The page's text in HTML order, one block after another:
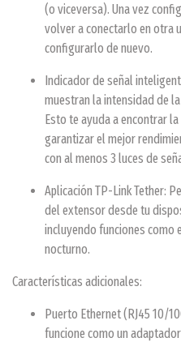
(o viceversa). Una vez
volver a conectarlo en otra
configurarlo de nuevo.
Indicador de señal
muestran la intensidad de
Esto te ayuda a encontrar
garantizar el mejor
con al menos 3 luces de
Aplicación TP-Link Tether:
del extensor desde tu
incluyendo funciones como
nocturno.
Características adicionales:
Puerto Ethernet (RJ45 10/
funcione como un